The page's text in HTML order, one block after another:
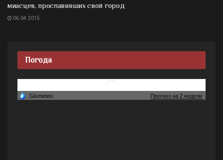
миасцев, прославивших свой город
06.04.2015
Погода